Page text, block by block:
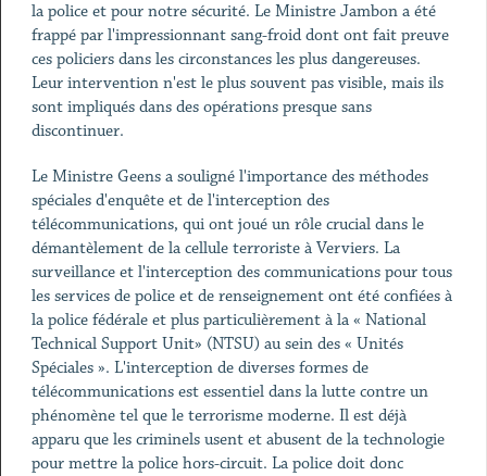
la police et pour notre sécurité. Le Ministre Jambon a été
frappé par l'impressionnant sang-froid dont ont fait preuve
ces policiers dans les circonstances les plus dangereuses.
Leur intervention n'est le plus souvent pas visible, mais ils
sont impliqués dans des opérations presque sans
discontinuer.
Le Ministre Geens a souligné l'importance des méthodes
spéciales d'enquête et de l'interception des
télécommunications, qui ont joué un rôle crucial dans le
démantèlement de la cellule terroriste à Verviers. La
surveillance et l'interception des communications pour tous
les services de police et de renseignement ont été confiées à
la police fédérale et plus particulièrement à la « National
Technical Support Unit» (NTSU) au sein des « Unités
Spéciales ». L'interception de diverses formes de
télécommunications est essentiel dans la lutte contre un
phénomène tel que le terrorisme moderne. Il est déjà
apparu que les criminels usent et abusent de la technologie
pour mettre la police hors-circuit. La police doit donc